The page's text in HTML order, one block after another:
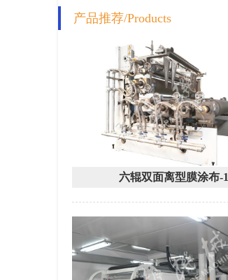
产品推荐/Products
六辊双面离型膜涂布-1